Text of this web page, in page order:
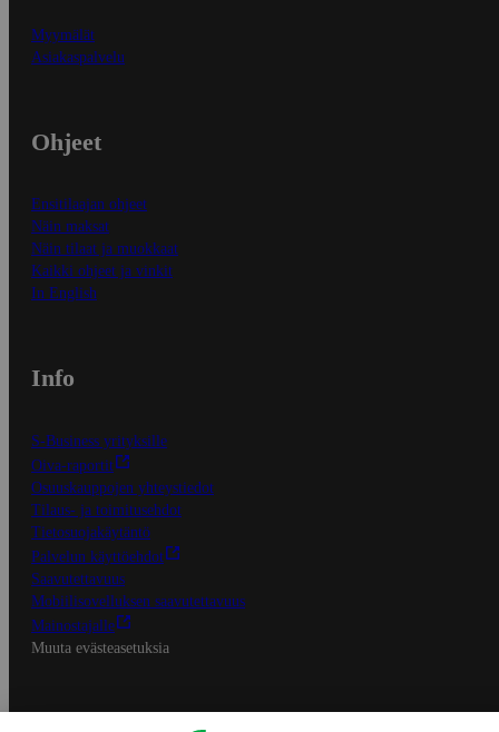
Myymälät
Asiakaspalvelu
Ohjeet
Ensitilaajan ohjeet
Näin maksat
Näin tilaat ja muokkaat
Kaikki ohjeet ja vinkit
In English
Info
S-Business yrityksille
Oiva-raportit
Osuuskauppojen yhteystiedot
Tilaus- ja toimitusehdot
Tietosuojakäytäntö
Palvelun käyttöehdot
Saavutettavuus
Mobiilisovelluksen saavutettavuus
Mainostajalle
Muuta evästeasetuksia